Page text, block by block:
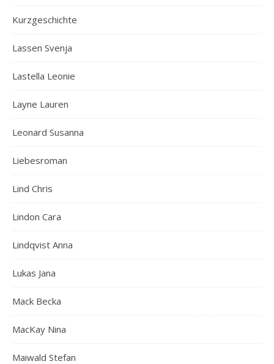
Kurzgeschichte
Lassen Svenja
Lastella Leonie
Layne Lauren
Leonard Susanna
Liebesroman
Lind Chris
Lindon Cara
Lindqvist Anna
Lukas Jana
Mack Becka
MacKay Nina
Maiwald Stefan